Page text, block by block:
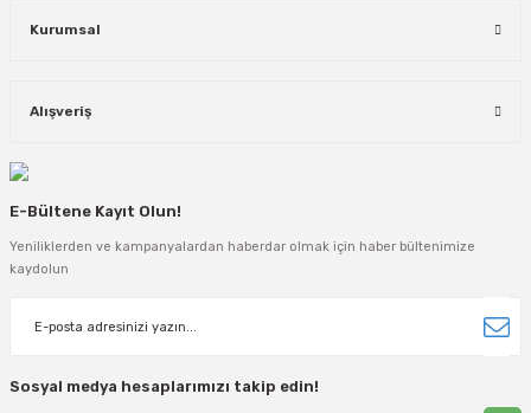
Kurumsal
Alışveriş
E-Bültene Kayıt Olun!
Yeniliklerden ve kampanyalardan haberdar olmak için haber bültenimize
kaydolun
Sosyal medya hesaplarımızı takip edin!